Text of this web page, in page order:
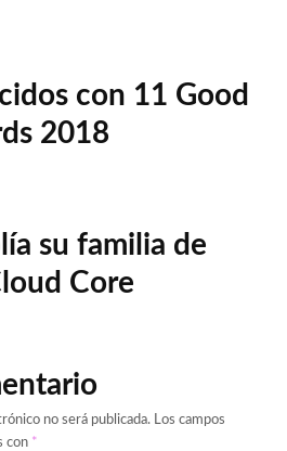
con 11 Good
2018
su familia de
Core
no será publicada. Los campos
con *